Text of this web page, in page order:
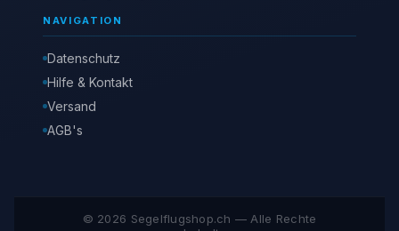
NAVIGATION
Datenschutz
Hilfe & Kontakt
Versand
AGB's
© 2026 Segelflugshop.ch — Alle Rechte